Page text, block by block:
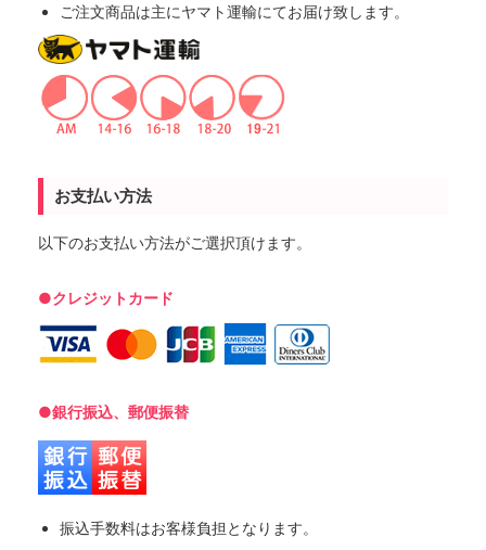
ご注文商品は主にヤマト運輸にてお届け致します。
お支払い方法
以下のお支払い方法がご選択頂けます。
●クレジットカード
●銀行振込、郵便振替
振込手数料はお客様負担となります。